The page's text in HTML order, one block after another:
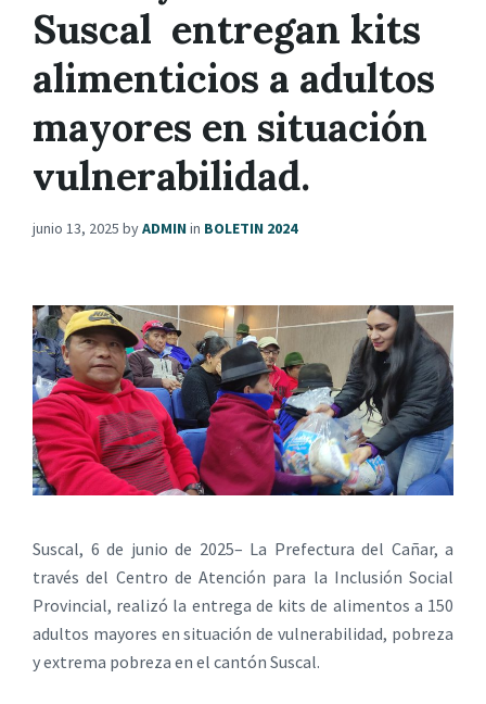
Suscal entregan kits
alimenticios a adultos
mayores en situación
vulnerabilidad.
junio 13, 2025 byADMIN in BOLETIN 2024
Suscal, 6 de junio de 2025– La Prefectura del Cañar, a
través del Centro de Atención para la Inclusión Social
Provincial, realizó la entrega de kits de alimentos a 150
adultos mayores en situación de vulnerabilidad, pobreza
y extrema pobreza en el cantón Suscal.